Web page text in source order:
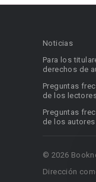
Noticias
Para los
derechos de
Preguntas
de los
Preguntas
de los autores
© 2026
Dirección